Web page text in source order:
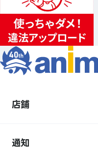
店鋪
通知